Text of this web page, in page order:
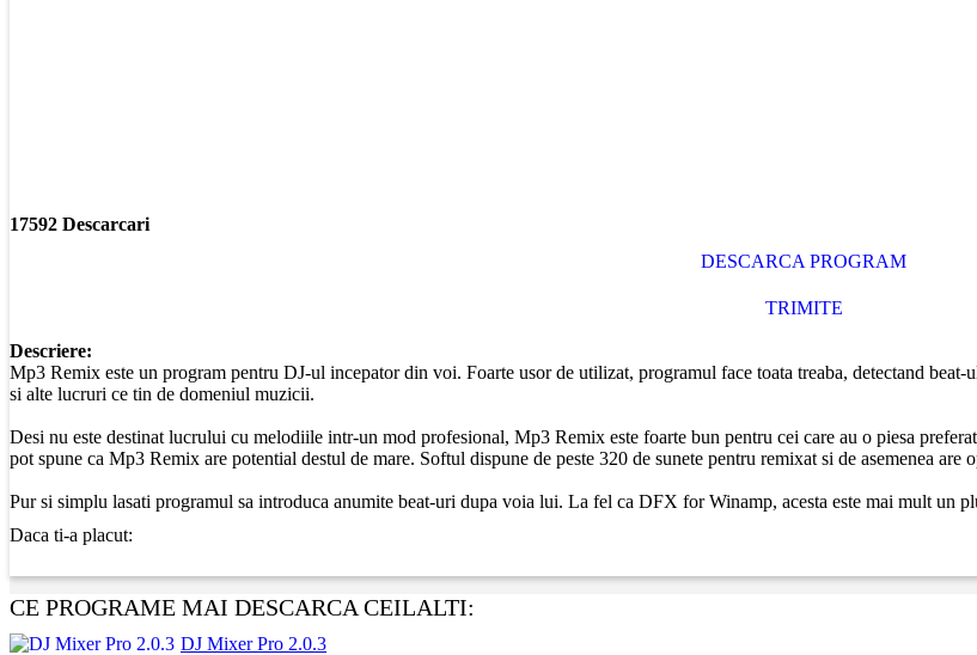
17592 Descarcari
DESCARCA PROGRAM
TRIMITE
Descriere:
Mp3 Remix este un program pentru DJ-ul incepator din voi. Foarte usor de utilizat, programul face toata treaba, detectand
si alte lucruri ce tin de domeniul muzicii.
Desi nu este destinat lucrului cu melodiile intr-un mod profesional, Mp3 Remix este foarte bun pentru cei care au o piesa
pot spune ca Mp3 Remix are potential destul de mare. Softul dispune de peste 320 de sunete pentru remixat si de asemenea are
Pur si simplu lasati programul sa introduca anumite beat-uri dupa voia lui. La fel ca DFX for Winamp, acesta este mai mult un
Daca ti-a placut:
CE PROGRAME MAI DESCARCA CEILALTI:
DJ Mixer Pro 2.0.3